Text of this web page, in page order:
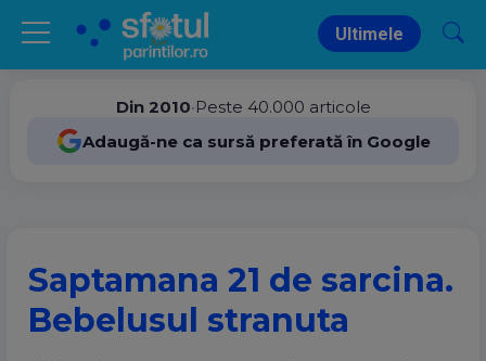
Ultimele
Din 2010•Peste 40.000 articole
Adaugă-ne ca sursă preferată în Google
Saptamana 21 de sarcina.
Bebelusul stranuta